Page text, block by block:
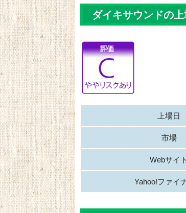
ダイキサウンドの上
上場日
市場
Webサイト
Yahoo!ファイ